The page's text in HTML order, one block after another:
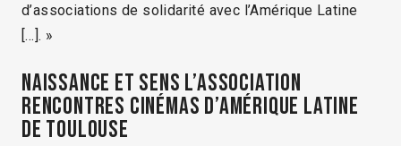
d’associations de solidarité avec l’Amérique Latine
[…]. »
Naissance et sens L’association
Rencontres Cinémas d’amérique Latine
de Toulouse